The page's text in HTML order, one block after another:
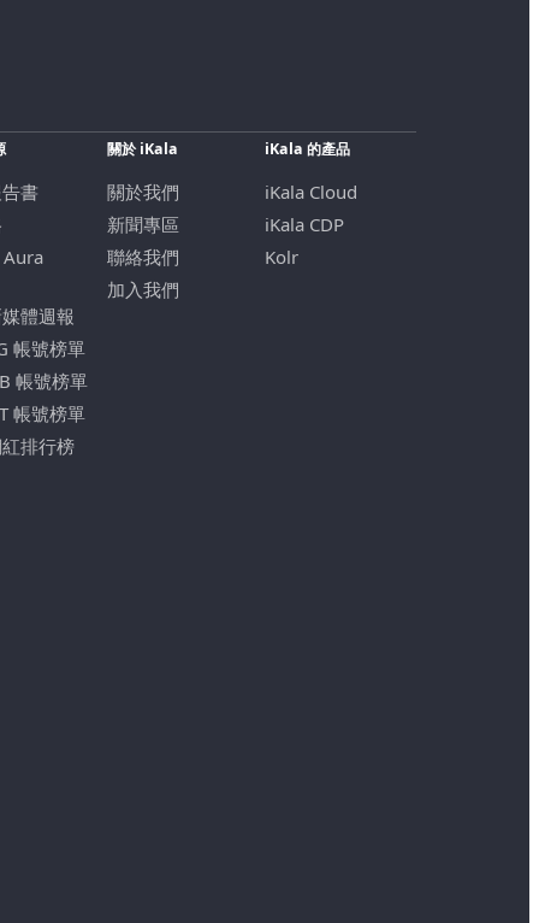
書
體週報
帳號榜單
帳號榜單
帳號榜單
排行榜
關於 iKala
關於我們
新聞專區
聯絡我們
加入我們
iKala 的產品
iKala Cloud
iKala CDP
Kolr